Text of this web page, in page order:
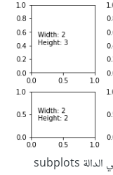
كما يمكنك استخدام الوسيط gridspec_kw في الدالة subplots